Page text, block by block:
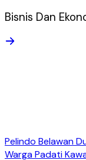
Bisnis Dan
Pelindo Belawan
Warga Padati